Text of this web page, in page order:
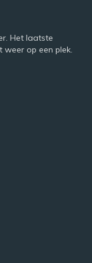
Het laatste
weer op een plek.